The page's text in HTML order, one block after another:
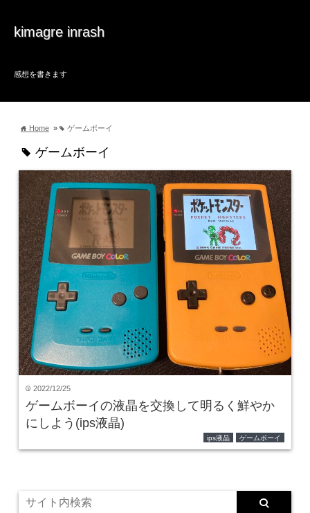
kimagre inrash
感想を書きます
home Home » tag ゲームボーイ
tag ゲームボーイ
time 2022/12/25
ゲームボーイの液晶を交換して明るく鮮やか
にしよう(ips液晶)
ips液晶 ゲームボーイ